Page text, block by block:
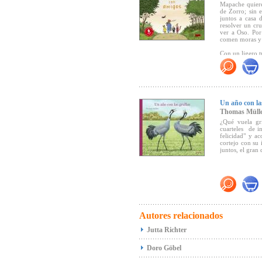
2023 (nivel
Mapache
de Zorro; sin
juntos a casa
resolver un
ver a Oso.
comen moras
Con un ligero
cinco amigos,
tejones, osos
dejar que el
amistad" (
Seleccionado
Premio Libro
"... Los
clara, las
el valor de la
gran
Un año con
Thomas
¿Qué vuela
cuarteles de
felicidad" y
cortejo con su
juntos, el gran
Autores relacionados
Jutta Richter
Doro Göbel